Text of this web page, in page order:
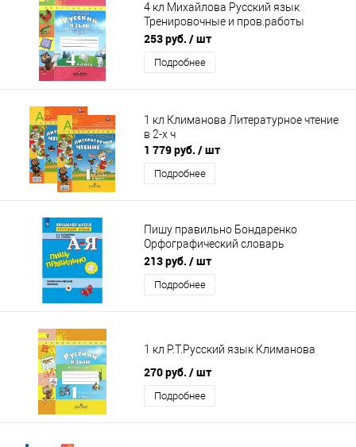
4 кл Михайлова Русский язык
Тренировочные и пров.работы
Перспектива
253 руб. / шт
Подробнее
1 кл Климанова Литературное чтение
в 2-х ч
1 779 руб. / шт
Подробнее
Пишу правильно Бондаренко
Орфографический словарь
Перспектива
213 руб. / шт
Подробнее
1 кл Р.Т.Русский язык Климанова
270 руб. / шт
Подробнее